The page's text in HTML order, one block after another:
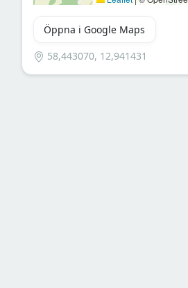
Öppna i Google Maps
58,443070, 12,941431